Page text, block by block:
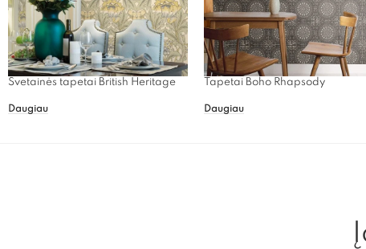
Svetainės tapetai British Heritage
Daugiau
Tapetai Boho Rhapsody
Daugiau